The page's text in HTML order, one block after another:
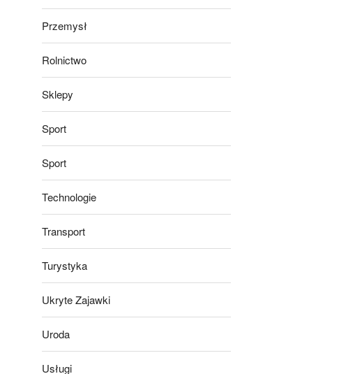
Przemysł
Rolnictwo
Sklepy
Sport
Sport
Technologie
Transport
Turystyka
Ukryte Zajawki
Uroda
Usługi